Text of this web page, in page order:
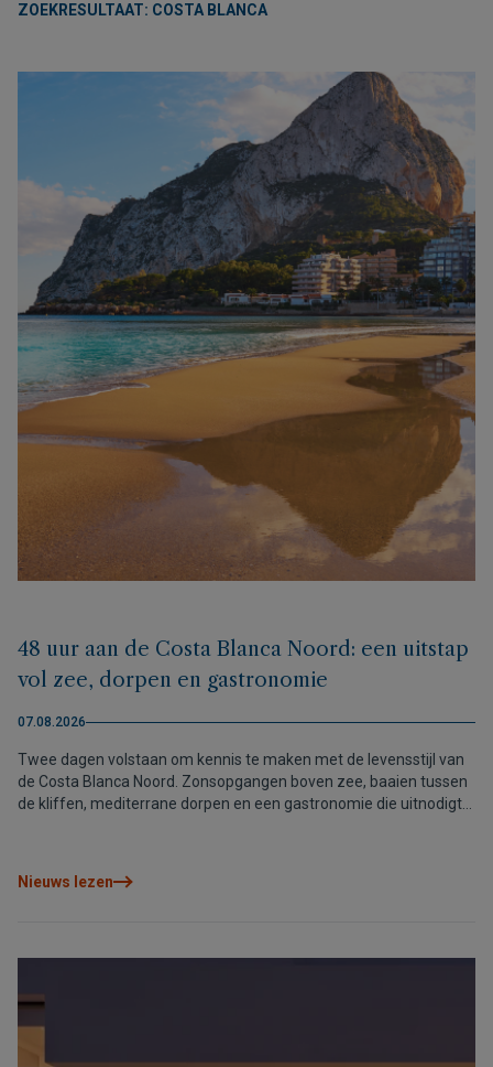
ZOEKRESULTAAT: COSTA BLANCA
48 uur aan de Costa Blanca Noord: een uitstap
vol zee, dorpen en gastronomie
07.08.2026
Twee dagen volstaan om kennis te maken met de levensstijl van
de Costa Blanca Noord. Zonsopgangen boven zee, baaien tussen
de kliffen, mediterrane dorpen en een gastronomie die uitnodigt
Nieuws lezen